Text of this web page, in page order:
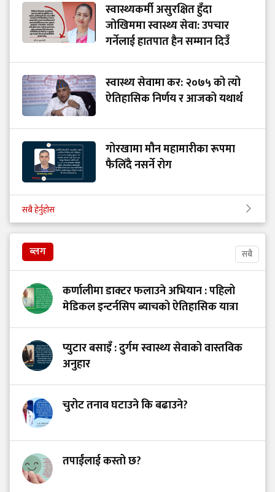
स्वास्थ्यकर्मी असुरक्षित हुँदा
जोखिममा स्वास्थ्य सेवा: उपचार
गर्नेलाई हातपात हैन सम्मान दिउँ
स्वास्थ्य सेवामा कर: २०७५ को त्यो
ऐतिहासिक निर्णय र आजको यथार्थ
गोरखामा मौन महामारीका रूपमा
फैलिँदै नसर्ने रोग
सबै हेर्नुहोस
ब्लग सबै
कर्णालीमा डाक्टर फलाउने अभियान : पहिलो
मेडिकल इन्टर्नसिप ब्याचको ऐतिहासिक यात्रा
प्युटार बसाइँ : दुर्गम स्वास्थ्य सेवाको वास्तविक
अनुहार
चुरोट तनाव घटाउने कि बढाउने?
तपाईंलाई कस्तो छ?